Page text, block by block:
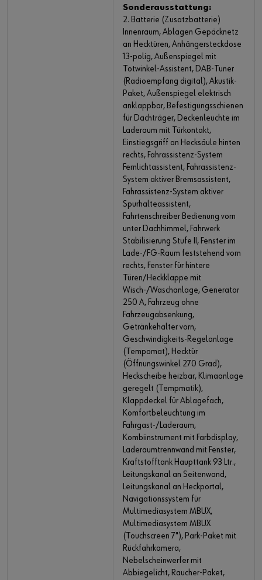
Sonderausstattung:
2. Batterie (Zusatzbatterie)
Innenraum, Ablagen Gepäcknetz
an Hecktüren, Anhängersteckdose
13-polig, Außenspiegel mit
Totwinkel-Assistent, DAB-Tuner
(Radioempfang digital), Akustik-
Paket, Außenspiegel elektrisch
anklappbar, Befestigungsschienen
für Dachträger, Deckenleuchte im
Laderaum mit Türkontakt,
Einstiegsgriff an Hecksäule hinten
rechts, Fahrassistenz-System
Fernlichtassistent, Fahrassistenz-
System aktiver Bremsassistent,
Fahrassistenz-System aktiver
Spurhalteassistent,
Fahrtenschreiber Bedienung vorn
unter Dachhimmel, Fahrwerk
Stabilisierung Stufe II, Fenster im
Lade-/FG-Raum feststehend vorn
rechts, Fenster für hintere
Türen/Heckklappe mit
Wisch-/Waschanlage, Generator
250 A, Fahrzeug ohne
Fahrzeugabsenkung,
Getränkehalter vorn,
Geschwindigkeits-Regelanlage
(Tempomat), Hecktür
(Öffnungswinkel 270 Grad),
Heckscheibe heizbar, Klimaanlage
geregelt (Tempmatik),
Klappdeckel für Ablagefach,
Komfortbeleuchtung im
Fahrgast-/Laderaum,
Kombiinstrument mit Farbdisplay,
Laderaumtrennwand mit Fenster,
Kraftstofftank Haupttank 93 Ltr.,
Leitungskanal an Seitenwand,
Leitungskanal an Heckportal,
Navigationssystem für
Multimediasystem MBUX,
Multimediasystem MBUX
(Touchscreen 7"), Park-Paket mit
Rückfahrkamera,
Nebelscheinwerfer mit
Abbiegelicht, Raucher-Paket,